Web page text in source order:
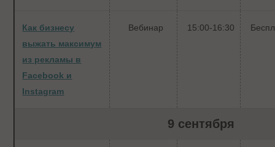
Как бизнесу
выжать максимум
из рекламы в
Facebook и
Instagram
Вебинар 15:00-16:30
9 сентября